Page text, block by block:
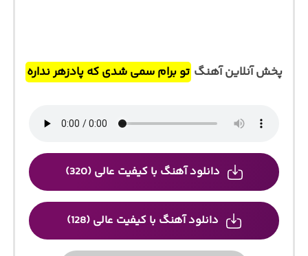
پخش آنلاین آهنگ تو برام سمی شدی که پادزهر نداره
دانلود آهنگ با کیفیت عالی (320)
دانلود آهنگ با کیفیت عالی (128)